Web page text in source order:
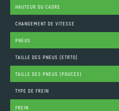
HAUTEUR DU CADRE
CHANGEMENT DE VITESSE
PNEUS
TAILLE DES PNEUS (ETRTO)
TAILLE DES PNEUS (POUCES)
TYPE DE FREIN
FREIN